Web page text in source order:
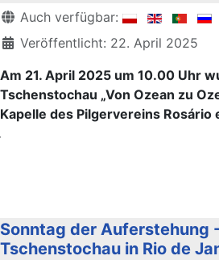
Details
Auch verfügbar:
Veröffentlicht: 22. April 2025
Am 21. April 2025 um 10.00 Uhr
Tschenstochau „Von Ozean zu
Kapelle des Pilgervereins
Sonntag der Auferstehung
Tschenstochau in Rio de